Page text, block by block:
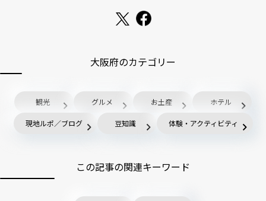
大阪府のカテゴリー
観光 グルメ お土産 ホテル
現地ルポ／ブログ 豆知識 体験・アクティビティ
この記事の関連キーワード